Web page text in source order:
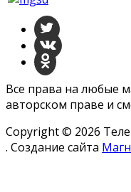
Все права на любые
авторском праве и
Copyright © 2026
. Создание сайта